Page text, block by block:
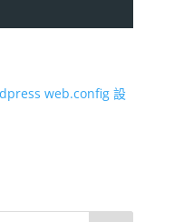
web.config 設